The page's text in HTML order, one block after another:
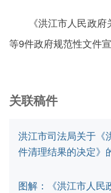
《洪江市人民政
等9件政府规范性文件宣
关联稿件
洪江市司法局关于《
件清理结果的决定》
图解：《洪江市人民